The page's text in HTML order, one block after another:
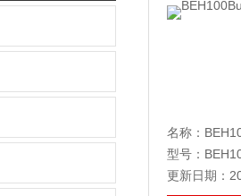
型号：
更新日期：